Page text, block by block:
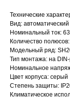
Технические
Вид:
Номинальный ток:
Количество
Модельный ряд:
Тип монтажа: на DIN-
Номинальное
Цвет корпуса: серый
Степень защиты:
Климатическое